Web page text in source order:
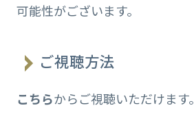
可能性がございます。
ご視聴方法
こちらからご視聴いただけます。